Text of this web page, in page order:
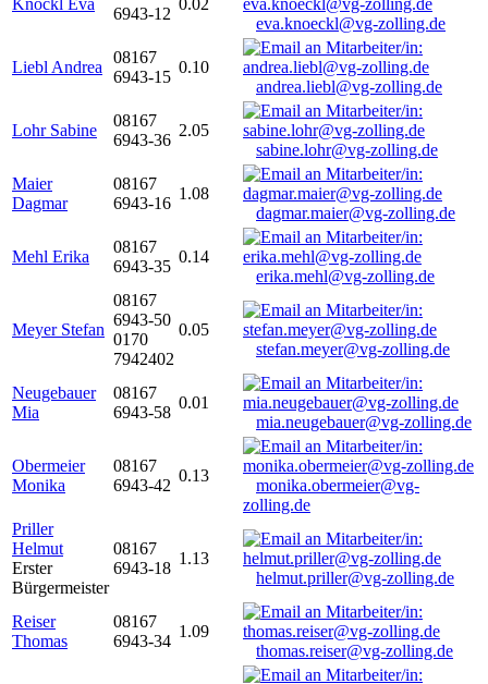
Knöckl Eva
6943-12
0.02
eva.knoeckl@vg-zolling.de
Liebl Andrea
08167
6943-15
0.10
andrea.liebl@vg-zolling.de
Lohr Sabine
08167
6943-36
2.05
sabine.lohr@vg-zolling.de
Maier
Dagmar
08167
6943-16
1.08
dagmar.maier@vg-zolling.de
Mehl Erika
08167
6943-35
0.14
erika.mehl@vg-zolling.de
Meyer Stefan
08167
6943-50
0170
7942402
0.05
stefan.meyer@vg-zolling.de
Neugebauer
Mia
08167
6943-58
0.01
mia.neugebauer@vg-zolling.de
Obermeier
Monika
08167
6943-42
0.13
monika.obermeier@vg-
zolling.de
Priller
Helmut
Erster
Bürgermeister
08167
6943-18
1.13
helmut.priller@vg-zolling.de
Reiser
Thomas
08167
6943-34
1.09
thomas.reiser@vg-zolling.de